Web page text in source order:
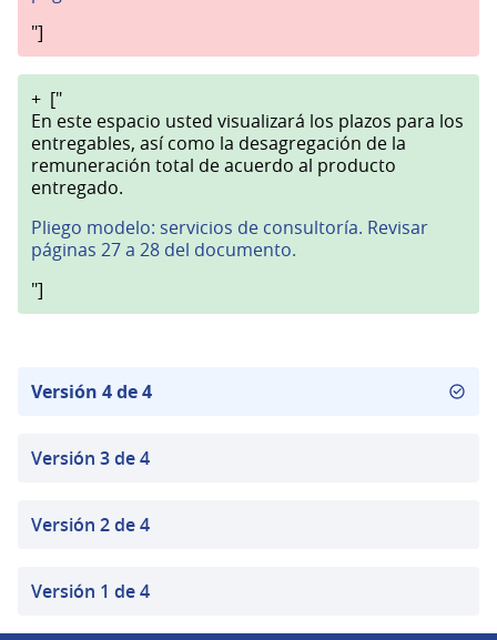
"]
+ ["
En este espacio usted visualizará los plazos para los
entregables, así como la desagregación de la
remuneración total de acuerdo al producto
entregado.
Pliego modelo: servicios de consultoría. Revisar
páginas 27 a 28 del documento.
"]
Versión 4 de 4
Versión 3 de 4
Versión 2 de 4
Versión 1 de 4